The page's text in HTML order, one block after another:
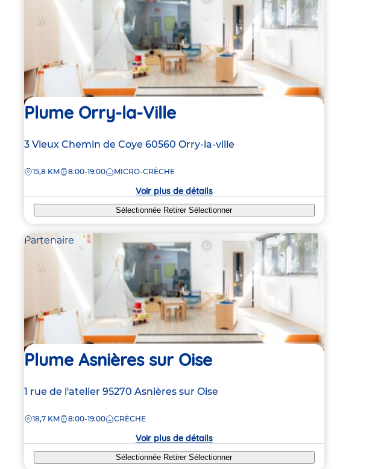
Plume Orry-la-Ville
Adresse
la
3 Vieux Chemin de Coye 60560 Orry-la-ville
DISTANCE
15,8 KM 8:00-19:00 MICRO-CRÈCHE
Voir plus de détails
Sélectionnée RetirerSélectionner
Partenaire
Plume Asnières sur Oise
Adresse
la
1 rue de l'atelier 95270 Asnières sur Oise
DISTANCE
18,7 KM 8:00-19:00 CRÈCHE
Voir plus de détails
Sélectionnée RetirerSélectionner